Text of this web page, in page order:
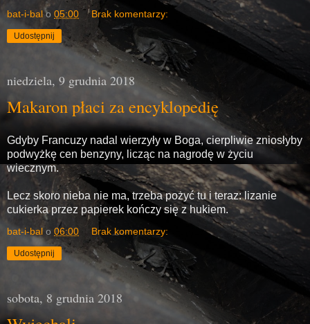
bat-i-bal o 05:00 Brak komentarzy:
Udostępnij
niedziela, 9 grudnia 2018
Makaron płaci za encyklopedię
Gdyby Francuzy nadal wierzyły w Boga, cierpliwie zniosłyby
podwyżkę cen benzyny, licząc na nagrodę w życiu
wiecznym.
Lecz skoro nieba nie ma, trzeba pożyć tu i teraz: lizanie
cukierka przez papierek kończy się z hukiem.
bat-i-bal o 06:00 Brak komentarzy:
Udostępnij
sobota, 8 grudnia 2018